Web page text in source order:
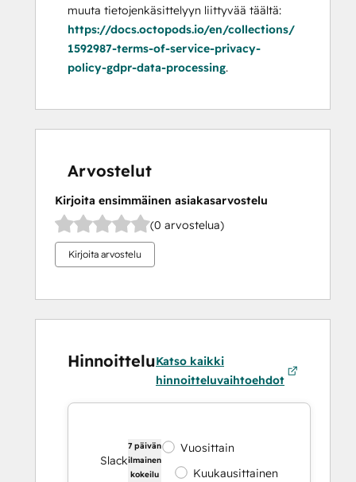
muuta tietojenkäsittelyyn liittyvää täältä:
https://docs.octopods.io/en/collections/
1592987-terms-of-service-privacy-
policy-gdpr-data-processing.
Arvostelut
Kirjoita ensimmäinen asiakasarvostelu
(0 arvostelua)
Kirjoita arvostelu
HinnoitteluKatso kaikki
hinnoitteluvaihtoehdot
Slack
7 päivän
ilmainen
kokeilu
Vuosittain
Kuukausittainen